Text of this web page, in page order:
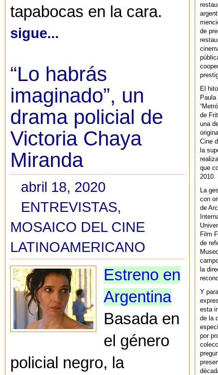
tapabocas en la cara.
sigue...
“Lo habrás
imaginado”, un
drama policial de
Victoria Chaya
Miranda
abril 18, 2020
ENTREVISTAS,
MOSAICO DEL CINE
LATINOAMERICANO
Estreno en
Argentina
Basada en
el género
policial negro, la
de
El
de
una
Cine
la
que
2010.
La
con
de
Film
de
la
Y
esta
de la
por